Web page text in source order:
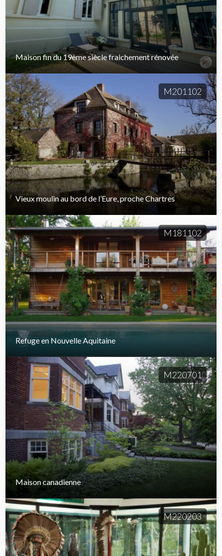
Maison fin du 19ème siècle fraichement rénovée
M201102
Vieux moulin au bord de l’Eure, proche Chartres
M181102
Refuge en Nouvelle Aquitaine
M220701
Maison canadienne
M220203